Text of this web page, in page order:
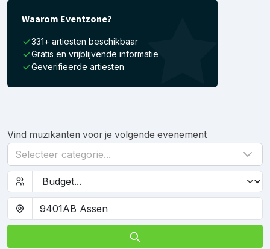
Waarom Eventzone?
331+ artiesten beschikbaar
Gratis en vrijblijvende informatie
Geverifieerde artiesten
Vind muzikanten voor je volgende evenement
Selecteer categorie...